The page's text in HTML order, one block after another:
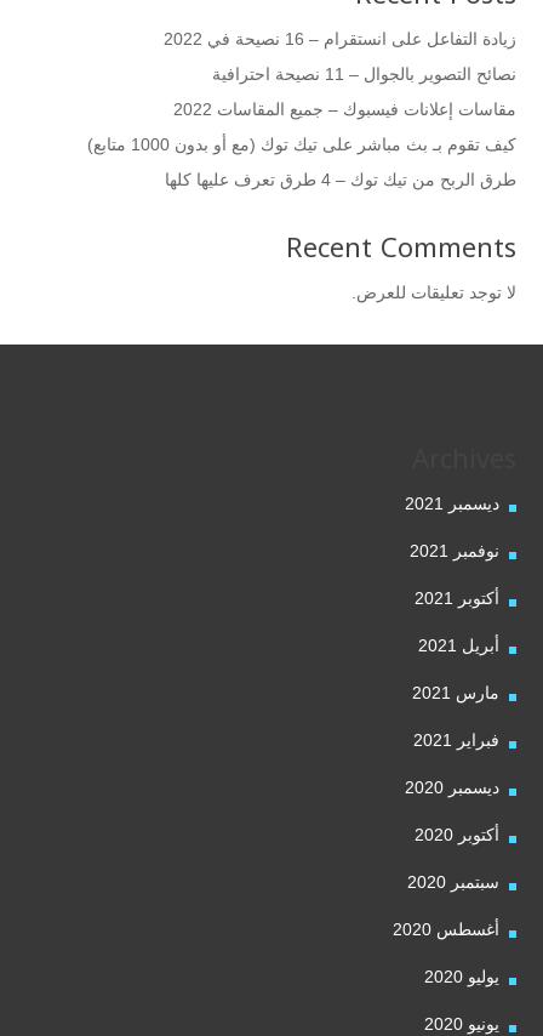
زيادة التفاعل على انستقرام – 16 نصيحة في 2022
نصائح التصوير بالجوال – 11 نصيحة احترافية
مقاسات إعلانات فيسبوك – جميع المقاسات 2022
كيف تقوم بـ بث مباشر على تيك توك (مع أو بدون 1000 متابع)
طرق الربح من تيك توك – 4 طرق تعرف عليها كلها
Recent Comments
لا توجد تعليقات للعرض.
ديسمبر 2021
نوفمبر 2021
أكتوبر 2021
أبريل 2021
مارس 2021
فبراير 2021
ديسمبر 2020
أكتوبر 2020
سبتمبر 2020
أغسطس 2020
يوليو 2020
يونيو 2020